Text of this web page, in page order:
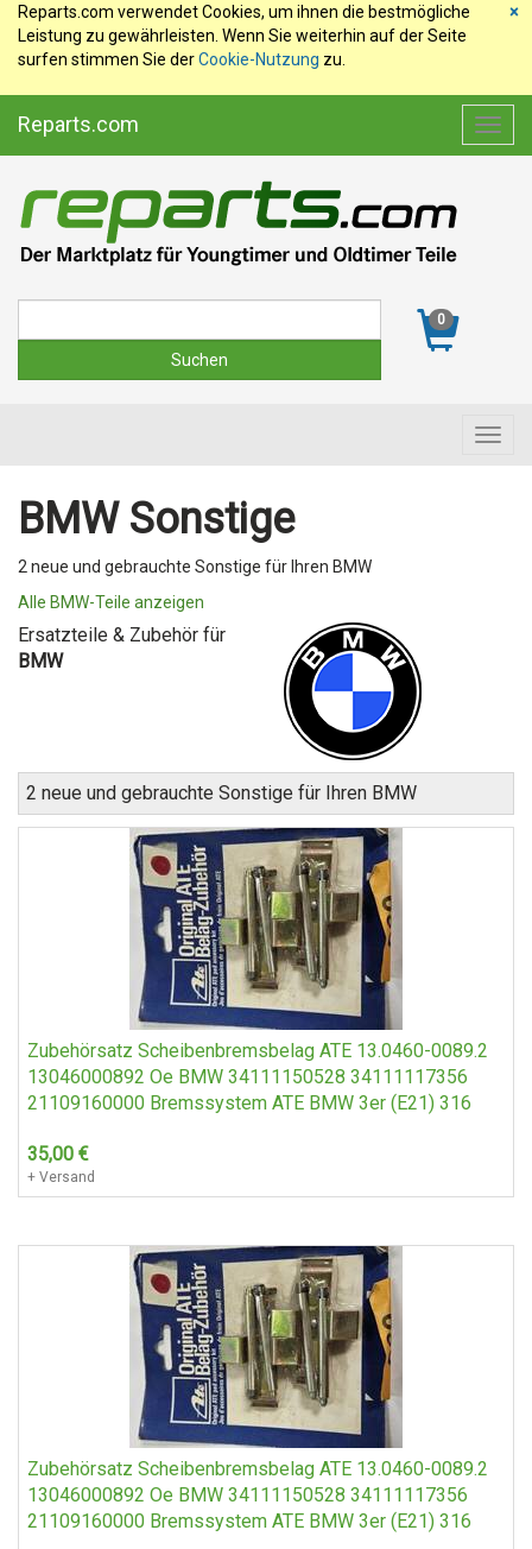
×
Reparts.com verwendet Cookies, um ihnen die bestmögliche
Leistung zu gewährleisten. Wenn Sie weiterhin auf der Seite
surfen stimmen Sie derCookie-Nutzung zu.
Reparts.com
0
BMW Sonstige
2 neue und gebrauchte Sonstige für Ihren BMW
Alle BMW-Teile anzeigen
Ersatzteile & Zubehör für
BMW
2 neue und gebrauchte Sonstige für Ihren BMW
Zubehörsatz Scheibenbremsbelag ATE 13.0460-0089.2
13046000892 Oe BMW 34111150528 34111117356
21109160000 Bremssystem ATE BMW 3er (E21) 316
35,00 €
+ Versand
Zubehörsatz Scheibenbremsbelag ATE 13.0460-0089.2
13046000892 Oe BMW 34111150528 34111117356
21109160000 Bremssystem ATE BMW 3er (E21) 316